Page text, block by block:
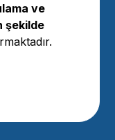
ve
şekilde